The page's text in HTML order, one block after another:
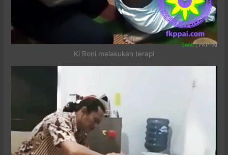
Senu| FKPPAI
Ki Roni melakukan terapi